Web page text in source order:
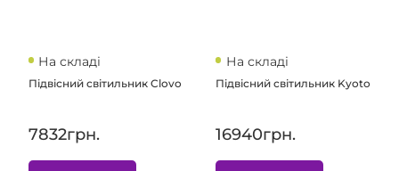
На складі
Підвісний світильник Clovo
7832грн.
На складі
Підвісний світильник Kyoto
16940грн.